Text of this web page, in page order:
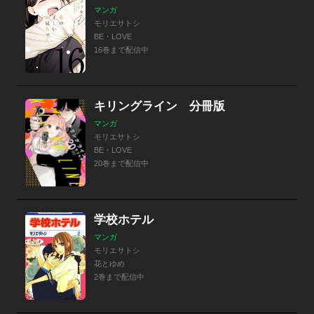
マンガ
モリエサトシ
BE・LOVE
16巻まで配信中
キリングライン 分冊版
マンガ
モリエサトシ
BE・LOVE
20巻まで配信中
学校ホテル
マンガ
モリエサトシ
花とゆめ
2巻まで配信中